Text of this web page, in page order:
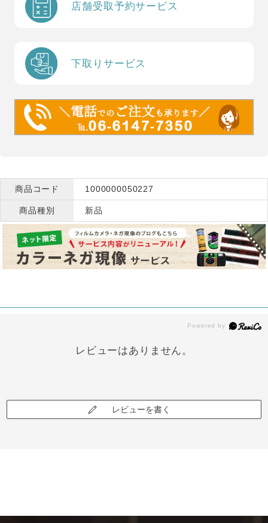
店舗受取予約サービス
下取りサービス
商品コード 1000000050227
商品種別 新品
レビューはありません。
レビューを書く